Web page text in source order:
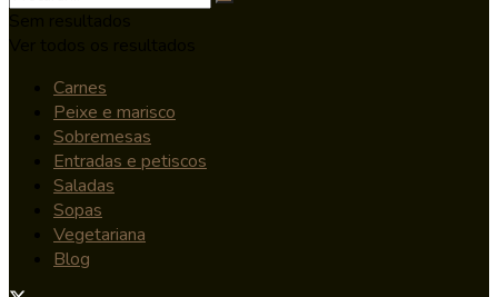
Carnes
Peixe e marisco
Sobremesas
Entradas e petiscos
Saladas
Sopas
Vegetariana
Blog